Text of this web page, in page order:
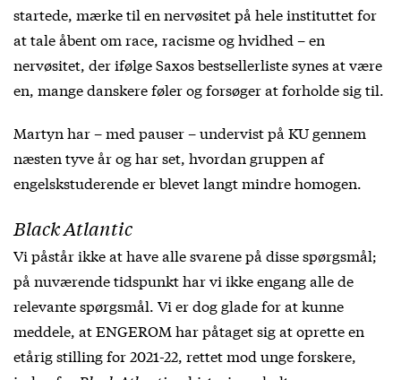
startede, mærke til en nervøsitet på hele instituttet for
at tale åbent om race, racisme og hvidhed – en
nervøsitet, der ifølge Saxos bestsellerliste synes at være
en, mange danskere føler og forsøger at forholde sig til.
Martyn har – med pauser – undervist på KU gennem
næsten tyve år og har set, hvordan gruppen af
engelskstuderende er blevet langt mindre homogen.
Black Atlantic
Vi påstår ikke at have alle svarene på disse spørgsmål;
på nuværende tidspunkt har vi ikke engang alle de
relevante spørgsmål. Vi er dog glade for at kunne
meddele, at ENGEROM har påtaget sig at oprette en
etårig stilling for 2021-22, rettet mod unge forskere,